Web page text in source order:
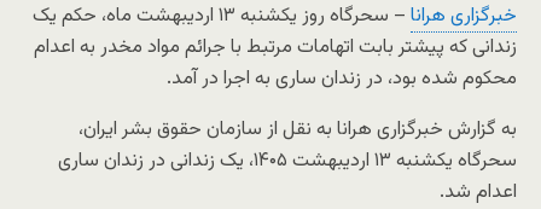
خبرگزاری هرانا
– سحرگاه روز یکشنبه ۱۳ اردیبهشت ماه، حکم یک
زندانی که پیشتر بابت اتهامات مرتبط با جرائم مواد مخدر به اعدام
محکوم شده بود، در زندان ساری به اجرا در آمد.
به گزارش خبرگزاری هرانا به نقل از سازمان حقوق بشر ایران،
سحرگاه یکشنبه ۱۳ اردیبهشت ۱۴۰۵، یک زندانی در زندان ساری
اعدام شد.